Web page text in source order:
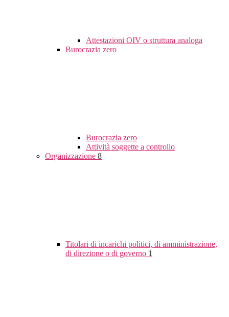
Attestazioni OIV o struttura analoga
Burocrazia zero
Burocrazia zero
Attività soggette a controllo
Organizzazione 8
Titolari di incarichi politici, di amministrazione,
di direzione o di governo 1